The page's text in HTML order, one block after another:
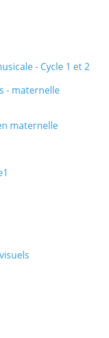
- Cycle 1 et 2
- maternelle
maternelle